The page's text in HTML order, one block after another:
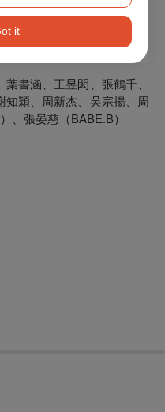
it
書涵、王昱閎、張鶴千、
知穎、周新杰、吳宗揚、周
、張晏慈（BABE.B）